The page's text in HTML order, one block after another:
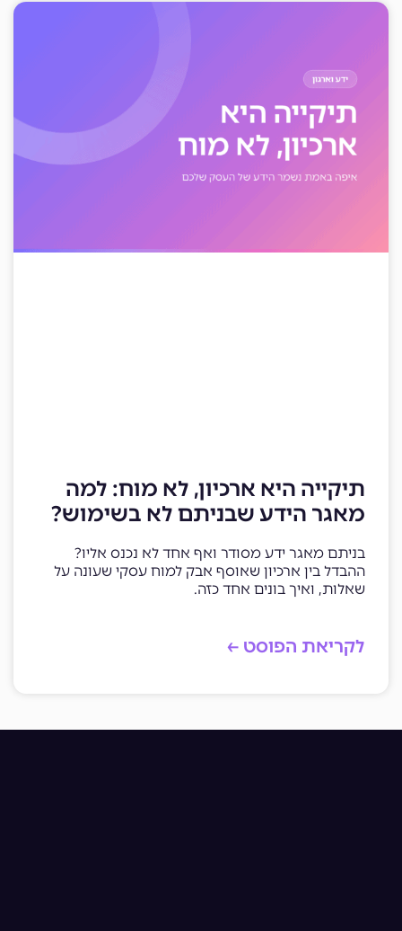
תיקייה היא ארכיון, לא מוח: למה
מאגר הידע שבניתם לא בשימוש?
בניתם מאגר ידע מסודר ואף אחד לא נכנס אליו?
ההבדל בין ארכיון שאוסף אבק למוח עסקי שעונה על
שאלות, ואיך בונים אחד כזה.
לקריאת הפוסט ←